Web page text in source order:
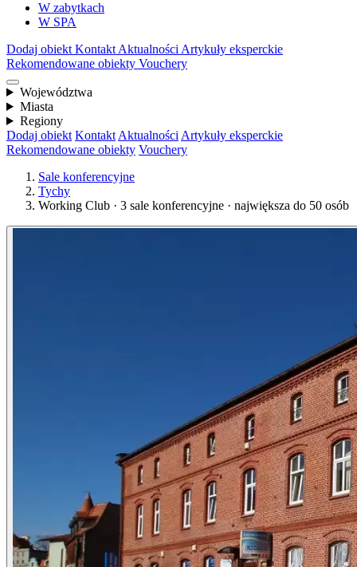
W zabytkach
W SPA
Dodaj obiekt Kontakt Aktualności Artykuły eksperckie
Rekomendowane obiekty Vouchery
Województwa
Miasta
Regiony
Dodaj obiekt Kontakt Aktualności Artykuły eksperckie
Rekomendowane obiekty Vouchery
Sale konferencyjne
Tychy
Working Club · 3 sale konferencyjne · największa do 50 osób